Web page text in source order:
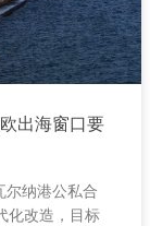
出海窗口要
尔纳港公私合
化改造，目标